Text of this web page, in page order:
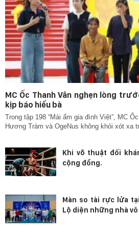
MC Ốc Thanh Vân nghẹn lòng
kịp báo hiếu bà
Trong tập 198 “Mái ấm gia đình Việt”, MC
Hương Tràm và OgeNus không khỏi xót xa
Khi võ thuật đối
cộng đồng.
Màn so tài rực lửa
Lộ diện những nhà